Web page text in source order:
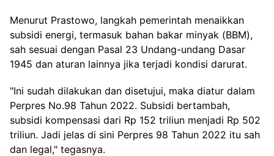
Menurut Prastowo, langkah pemerintah menaikkan
subsidi energi, termasuk bahan bakar minyak (BBM),
sah sesuai dengan Pasal 23 Undang-undang Dasar
1945 dan aturan lainnya jika terjadi kondisi darurat.
"Ini sudah dilakukan dan disetujui, maka diatur dalam
Perpres No.98 Tahun 2022. Subsidi bertambah,
subsidi kompensasi dari Rp 152 triliun menjadi Rp 502
triliun. Jadi jelas di sini Perpres 98 Tahun 2022 itu sah
dan legal," tegasnya.